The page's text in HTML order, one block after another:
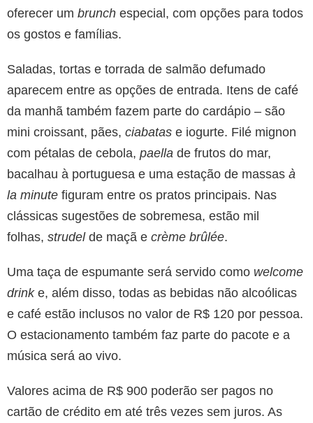
oferecer um brunch especial, com opções para todos
os gostos e famílias.
Saladas, tortas e torrada de salmão defumado
aparecem entre as opções de entrada. Itens de café
da manhã também fazem parte do cardápio – são
mini croissant, pães, ciabatas e iogurte. Filé mignon
com pétalas de cebola, paella de frutos do mar,
bacalhau à portuguesa e uma estação de massas à
la minute figuram entre os pratos principais. Nas
clássicas sugestões de sobremesa, estão mil
folhas, strudel de maçã e crème brûlée.
Uma taça de espumante será servido como welcome
drinke, além disso, todas as bebidas não alcoólicas
e café estão inclusos no valor de R$ 120 por pessoa.
O estacionamento também faz parte do pacote e a
música será ao vivo.
Valores acima de R$ 900 poderão ser pagos no
cartão de crédito em até três vezes sem juros. As